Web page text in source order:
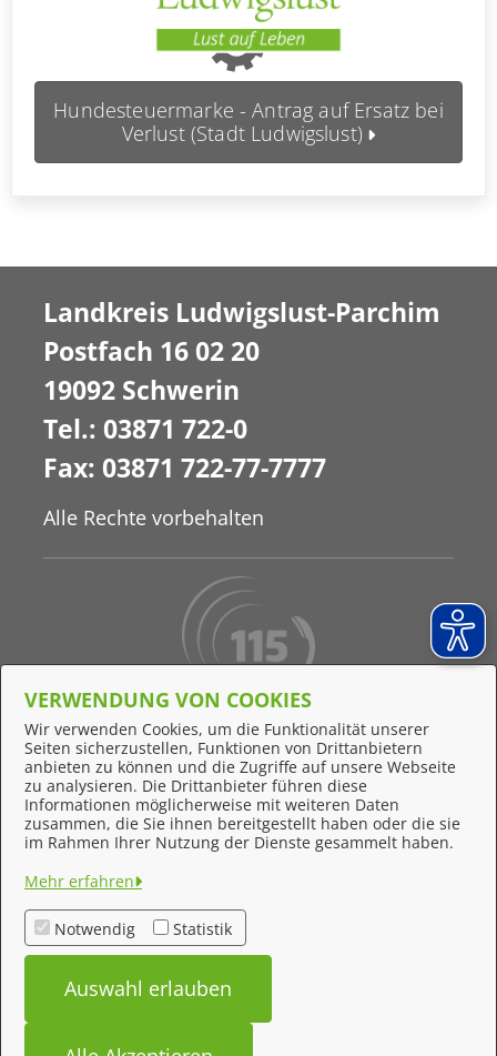
Hundesteuermarke - Antrag auf Ersatz bei
Verlust (Stadt Ludwigslust)
Behördennummer 115
Online-Support
Landkreis Ludwigslust-Parchim
Postfach 16 02 20
19092 Schwerin
Tel.: 03871 722-0
Fax: 03871 722-77-7777
Alle Rechte vorbehalten
Feedback
Impressum
Datenschutzerklärung
Kontakt
Barrierefreiheit
VERWENDUNG VON COOKIES
Wir verwenden Cookies, um die Funktionalität unserer
Seiten sicherzustellen, Funktionen von Drittanbietern
anbieten zu können und die Zugriffe auf unsere Webseite
zu analysieren. Die Drittanbieter führen diese
Informationen möglicherweise mit weiteren Daten
zusammen, die Sie ihnen bereitgestellt haben oder die sie
im Rahmen Ihrer Nutzung der Dienste gesammelt haben.
Mehr erfahren
Notwendig Statistik
Auswahl erlauben